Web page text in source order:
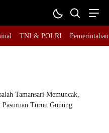
TNI & POLRI Pemerintahan
Tamansari Memuncak,
Turun Gunung